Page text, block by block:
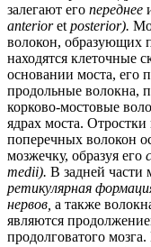
залегают его переднее
anterioret posterior).
волокон, образующих
находятся клеточные
основании моста, его
продольные волокна,
корково-мостовые
ядрах моста.
поперечных волокон
мозжечку, образуя его
medii). В задней части
ретикулярная
нервов, а также
являются
продолговатого